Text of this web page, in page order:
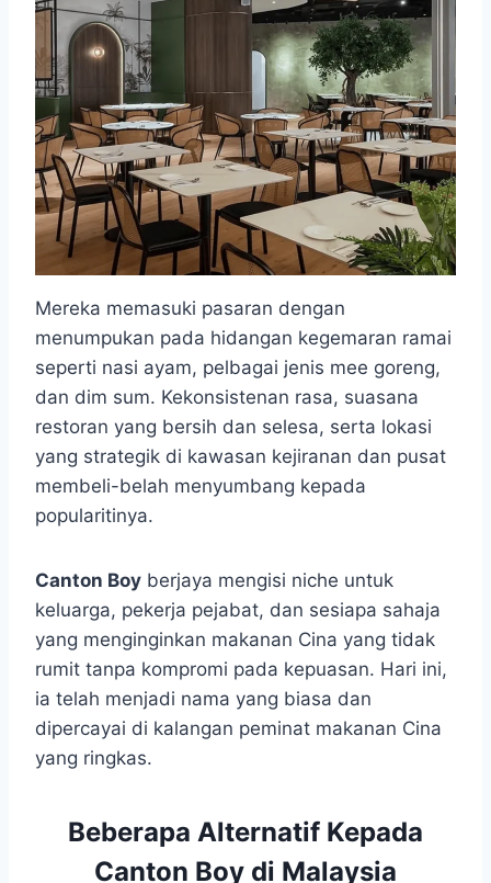
Mereka memasuki pasaran dengan
menumpukan pada hidangan kegemaran ramai
seperti nasi ayam, pelbagai jenis mee goreng,
dan dim sum. Kekonsistenan rasa, suasana
restoran yang bersih dan selesa, serta lokasi
yang strategik di kawasan kejiranan dan pusat
membeli-belah menyumbang kepada
popularitinya.
Canton Boy berjaya mengisi niche untuk
keluarga, pekerja pejabat, dan sesiapa sahaja
yang menginginkan makanan Cina yang tidak
rumit tanpa kompromi pada kepuasan. Hari ini,
ia telah menjadi nama yang biasa dan
dipercayai di kalangan peminat makanan Cina
yang ringkas.
Beberapa Alternatif Kepada
Canton Boy di Malaysia